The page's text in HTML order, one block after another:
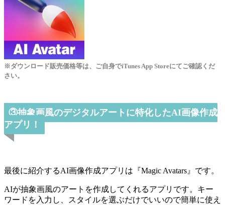
※ダウンロード販売価格等は、ご自身でiTunes App Storeにてご確認くだ
さい。
③抽象画風のデジタルアートに特化したAI画像作成
アプリ！
最後に紹介するAI画像作成アプリは『Magic Avatars』です。
AIが抽象画風のアートを作成してくれるアプリです。キー
ワードを入力し、スタイルを選ぶだけでいいので簡単に使え